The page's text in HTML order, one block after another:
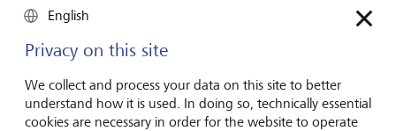
103 Colmore Row
Birmingham
B3 3AG
United Kingdom
Route planen route (via Google Maps)
English
Privacy on this site
We collect and process your data on this site to better
understand how it is used. In doing so, technically essential
cookies are necessary in order for the website to operate